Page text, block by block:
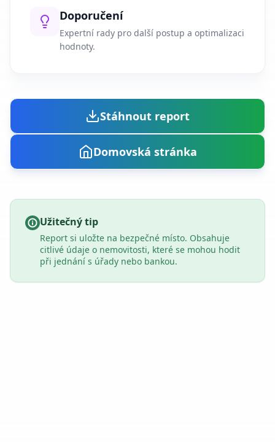
Doporučení
Expertní rady pro další postup a optimalizaci
hodnoty.
Stáhnout report
Domovská stránka
Užitečný tip
Report si uložte na bezpečné místo. Obsahuje
citlivé údaje o nemovitosti, které se mohou hodit
při jednání s úřady nebo bankou.